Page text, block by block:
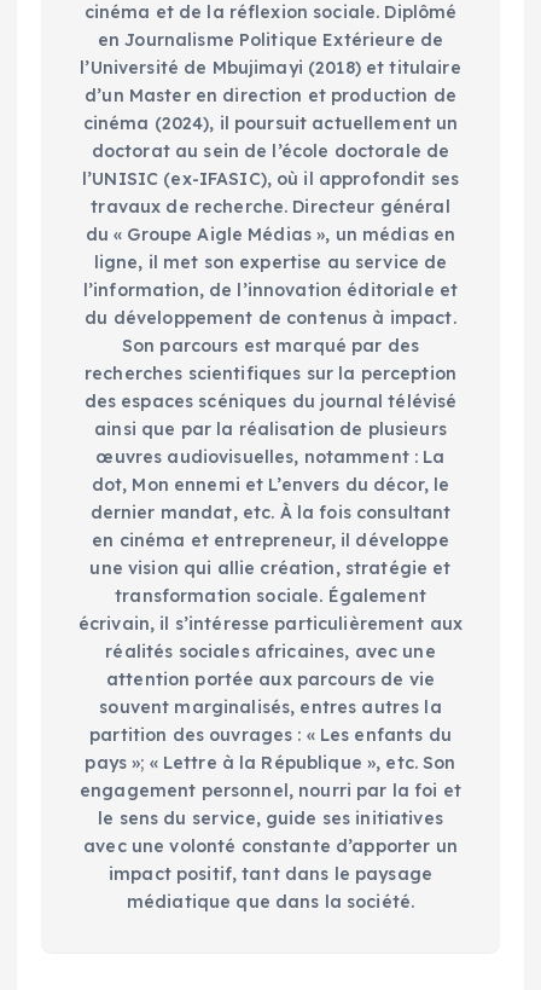
cinéma et de la réflexion sociale. Diplômé
en Journalisme Politique Extérieure de
l’Université de Mbujimayi (2018) et titulaire
d’un Master en direction et production de
cinéma (2024), il poursuit actuellement un
doctorat au sein de l’école doctorale de
l’UNISIC (ex-IFASIC), où il approfondit ses
travaux de recherche. Directeur général
du « Groupe Aigle Médias », un médias en
ligne, il met son expertise au service de
l’information, de l’innovation éditoriale et
du développement de contenus à impact.
Son parcours est marqué par des
recherches scientifiques sur la perception
des espaces scéniques du journal télévisé
ainsi que par la réalisation de plusieurs
œuvres audiovisuelles, notamment : La
dot, Mon ennemi et L’envers du décor, le
dernier mandat, etc. À la fois consultant
en cinéma et entrepreneur, il développe
une vision qui allie création, stratégie et
transformation sociale. Également
écrivain, il s’intéresse particulièrement aux
réalités sociales africaines, avec une
attention portée aux parcours de vie
souvent marginalisés, entres autres la
partition des ouvrages : « Les enfants du
pays »; « Lettre à la République », etc. Son
engagement personnel, nourri par la foi et
le sens du service, guide ses initiatives
avec une volonté constante d’apporter un
impact positif, tant dans le paysage
médiatique que dans la société.